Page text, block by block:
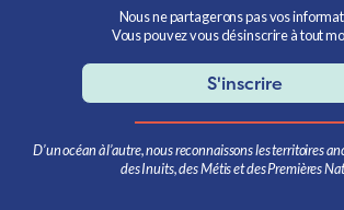
Nous ne partagerons pas vos
Vous pouvez vous désinscrire à tout
S'inscrire
D’un océan à l’autre, nous reconnaissons les territoires
des Inuits, des Métis et des Premières